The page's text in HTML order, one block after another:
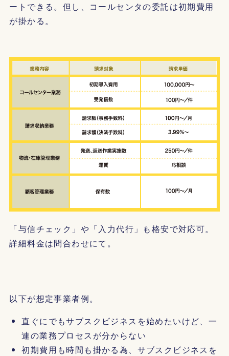
ートできる。但し、コールセンタの委託は初期費用
が掛かる。
「与信チェック」や「入力代行」も格安で対応可。
詳細料金は問合わせにて。
以下が想定事業者例。
直ぐにでもサブスクビジネスを始めたいけど、一
連の業務プロセスが分からない
初期費用も時間も掛かる為、サブスクビジネスを